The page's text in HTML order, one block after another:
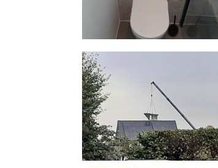
ZOLDER
HOOIBERG VERANDA MET
EIKENHOUTEN
CONSTRUCTIE EN RIETEN
DAK